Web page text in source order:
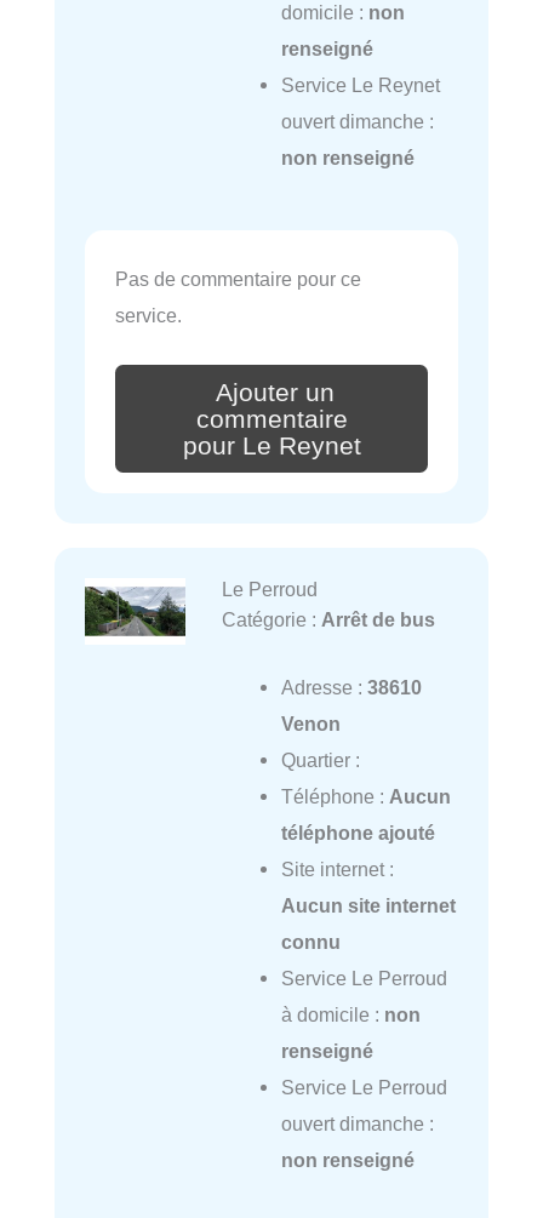
domicile : non
renseigné
Service Le Reynet
ouvert dimanche :
non renseigné
Pas de commentaire pour ce
service.
Ajouter un
commentaire
pour Le Reynet
Le Perroud
Catégorie : Arrêt de bus
Adresse : 38610
Venon
Quartier :
Téléphone : Aucun
téléphone ajouté
Site internet :
Aucun site internet
connu
Service Le Perroud
à domicile : non
renseigné
Service Le Perroud
ouvert dimanche :
non renseigné